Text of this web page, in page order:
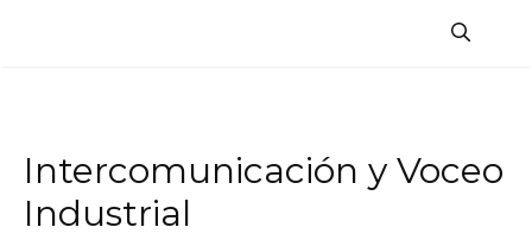
Intercomunicación y Voceo
Industrial